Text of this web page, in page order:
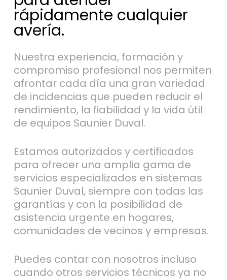
rápidamente cualquier
avería.
Nuestra experiencia, formación y
compromiso profesional nos permiten
afrontar cada día una gran variedad
de incidencias que pueden reducir el
rendimiento, la fiabilidad y la vida útil
de equipos Saunier Duval.
Estamos autorizados y certificados
para ofrecer una amplia gama de
servicios especializados en sistemas
Saunier Duval, siempre con todas las
garantías y con la posibilidad de
asistencia urgente en hogares,
comunidades de vecinos y empresas.
Puedes contar con nosotros incluso
cuando otros servicios técnicos ya no